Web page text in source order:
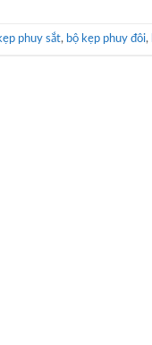
phuy sắt, bộ kẹp phuy đôi,